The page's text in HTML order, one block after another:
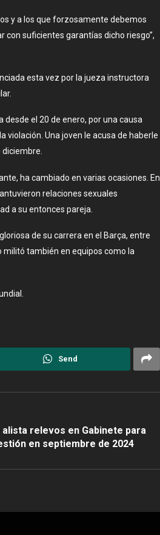
y a los que forzosamente debemos
suficientes garantías dicho riesgo”,
esta vez por la jueza instructora
desde el 20 de enero, por una causa
violación. Una joven le acusa de haberle
diciembre.
ha cambiado en varias ocasiones. En
relaciones sexuales
a su entonces pareja.
de su carrera en el Barça, entre
militó también en equipos como la
Send
relevos en Gabinete para
en septiembre de 2024